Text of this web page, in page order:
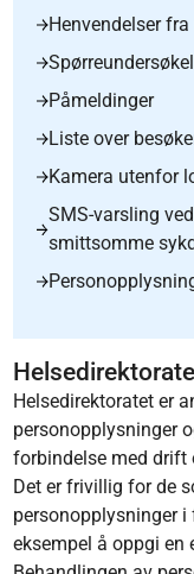
Henvendelser
Påmeldinger
Liste over
Kamera utenfor
SMS-varsling
smittsomme
Helsedirektoratet er
personopplysninger
forbindelse med drift
Det er frivillig for de
personopplysninger
eksempel å oppgi en